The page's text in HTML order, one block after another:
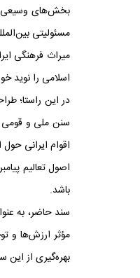
بخش‌های وسیعی
مسئولیتی
میراث فرهنگی
اسلامی را نوید
اقوام ایرانی
اصول تعالیم
باشد.
سند حاضر، به
مؤثر ارزش‌ها و
بهره‌گیری از این